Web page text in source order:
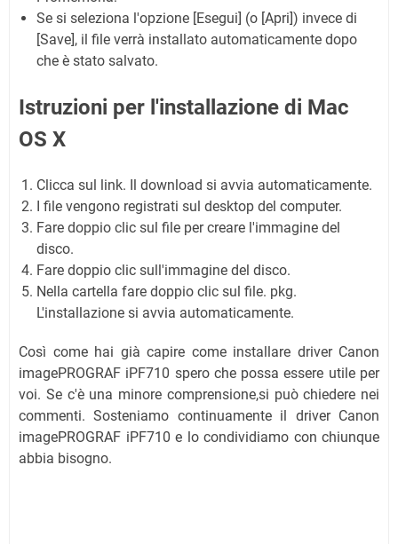
Se si seleziona l'opzione [Esegui] (o [Apri]) invece di
[Save], il file verrà installato automaticamente dopo
che è stato salvato.
Istruzioni per l'installazione di Mac
OS X
Clicca sul link. Il download si avvia automaticamente.
I file vengono registrati sul desktop del computer.
Fare doppio clic sul file per creare l'immagine del
disco.
Fare doppio clic sull'immagine del disco.
Nella cartella fare doppio clic sul file. pkg.
L'installazione si avvia automaticamente.
Così come hai già capire come installare driver Canon
imagePROGRAF iPF710 spero che possa essere utile per
voi. Se c'è una minore comprensione,si può chiedere nei
commenti. Sosteniamo continuamente il driver Canon
imagePROGRAF iPF710 e lo condividiamo con chiunque
abbia bisogno.